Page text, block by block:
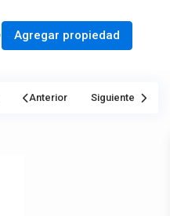
Agregar propiedad
Anterior Siguiente